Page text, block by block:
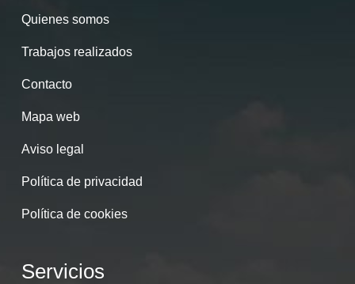
Quienes somos
Trabajos realizados
Contacto
Mapa web
Aviso legal
Política de privacidad
Política de cookies
Servicios